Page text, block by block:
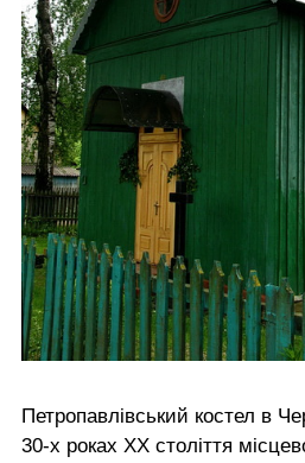
Петропавлівський костел в
30-х роках ХХ століття